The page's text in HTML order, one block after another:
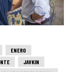
ENERO
JAVKIN